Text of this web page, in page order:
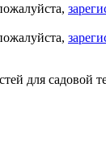
для садовой